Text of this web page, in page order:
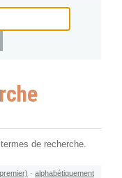
de recherche.
· alphabétiquement